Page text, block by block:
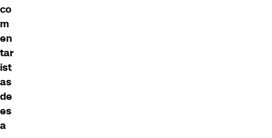
co
m
en
tar
ist
as
de
es
a